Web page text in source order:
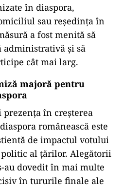
în diaspora,
sau reședința în
a fost menită să
și să
cât mai larg.
majoră pentru
în creșterea
românească este
de impactul votului
al țărilor. Alegătorii
au dovedit în mai multe
în tururile finale ale